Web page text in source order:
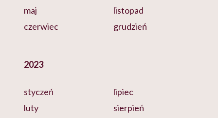
maj
czerwiec
listopad
grudzień
2023
styczeń
luty
lipiec
sierpień